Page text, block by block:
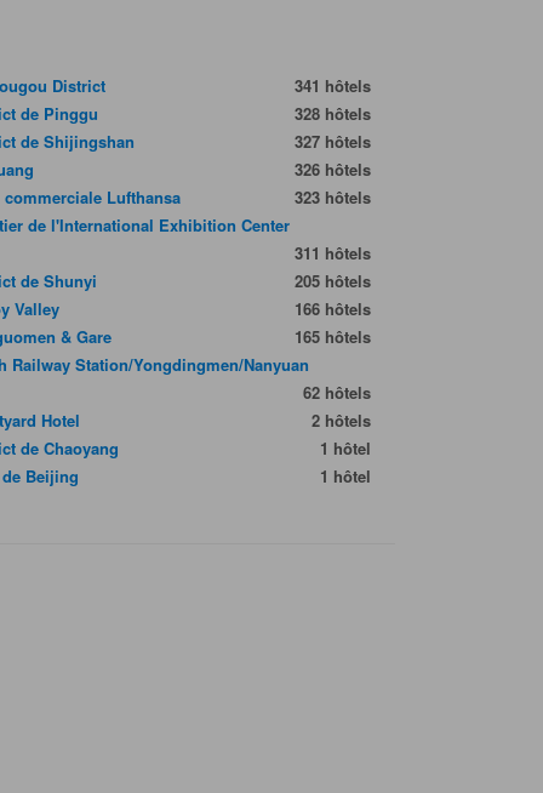
District
341 hôtels
de Pinggu
328 hôtels
de Shijingshan
327 hôtels
326 hôtels
commerciale Lufthansa
323 hôtels
de l'International Exhibition Center
311 hôtels
de Shunyi
205 hôtels
Valley
166 hôtels
& Gare
165 hôtels
Railway Station/Yongdingmen/Nanyuan
62 hôtels
Hotel
2 hôtels
de Chaoyang
1 hôtel
de Beijing
1 hôtel